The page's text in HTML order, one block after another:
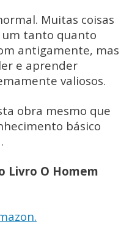
Muitas coisas
um tanto quanto
antigamente, mas
e aprender
valiosos.
obra mesmo que
básico
Livro O Homem